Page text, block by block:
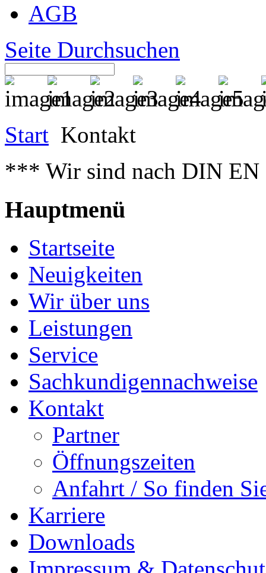
AGB
Seite Durchsuchen
Start Kontakt
*** Wir sind nach DIN
Hauptmenü
Startseite
Neuigkeiten
Wir über uns
Leistungen
Service
Sachkundigennachweise
Kontakt
Partner
Öffnungszeiten
Anfahrt / So finden
Karriere
Downloads